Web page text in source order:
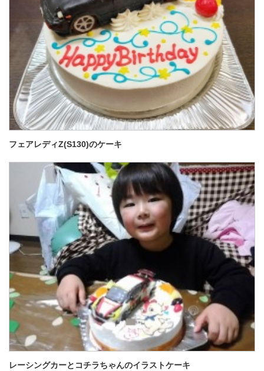
フェアレディZ(S130)のケーキ
レーシングカーとコチラちゃんのイラストケーキ